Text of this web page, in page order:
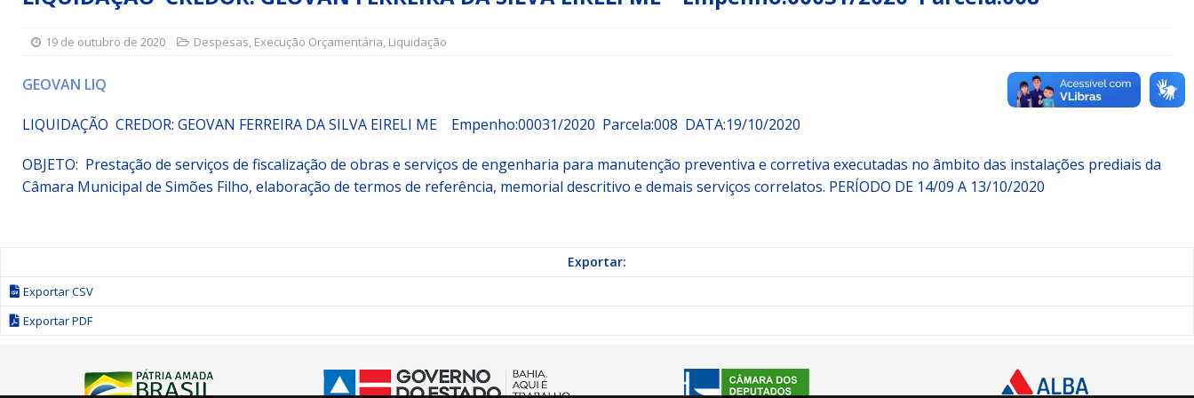
[ 15 de julho de 2026 ] Vereador Sérgio Glauber apresenta Indicação nº 088/2026 para pavimentação asfáltica em Mapele
DESTAQUE
19 de outubro de 2020 Despesas, Execução Orçamentária, Liquidação
GEOVAN LIQ
LIQUIDAÇÃO CREDOR: GEOVAN FERREIRA DA SILVA EIRELI ME Empenho:00031/2020 Parcela:008 DATA:19/10/2020
OBJETO: Prestação de serviços de fiscalização de obras e serviços de engenharia para manutenção preventiva e corretiva executadas no âmbito das instalações prediais da
Câmara Municipal de Simões Filho, elaboração de termos de referência, memorial descritivo e demais serviços correlatos. PERÍODO DE 14/09 A 13/10/2020
Exportar:
Exportar CSV
Exportar PDF